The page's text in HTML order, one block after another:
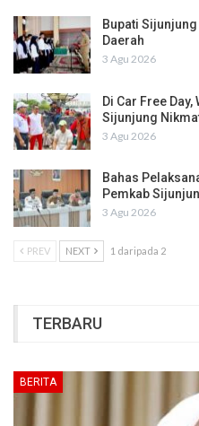
Bupati
Daerah
3 Agu 2026
Di Car Free
Sijunjung
3 Agu 2026
Bahas
Pemkab
3 Agu 2026
PREV NEXT 1 daripada 2
TERBARU
BERITA